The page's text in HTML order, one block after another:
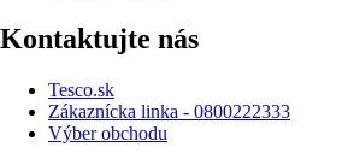
Kontaktujte nás
Tesco.sk
Zákaznícka linka - 0800222333
Výber obchodu